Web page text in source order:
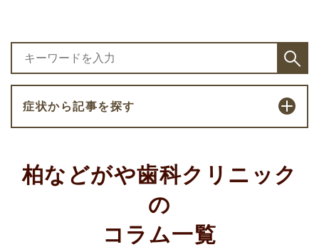
症状から記事を探す
柏などがや歯科クリニック
の
コラム一覧